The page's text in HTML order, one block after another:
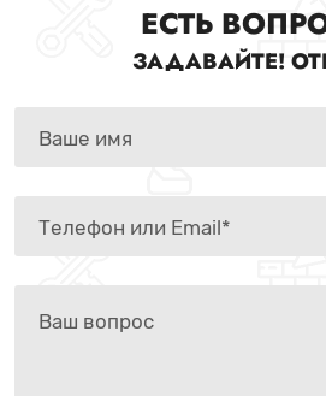
ЕСТЬ
ЗАДАВАЙТЕ!